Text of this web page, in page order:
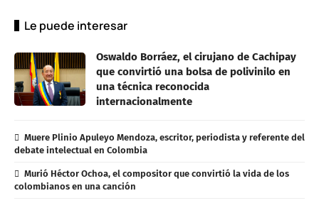
Le puede interesar
Oswaldo Borráez, el cirujano de Cachipay
que convirtió una bolsa de polivinilo en
una técnica reconocida
internacionalmente
Muere Plinio Apuleyo Mendoza, escritor, periodista y referente del
debate intelectual en Colombia
Murió Héctor Ochoa, el compositor que convirtió la vida de los
colombianos en una canción